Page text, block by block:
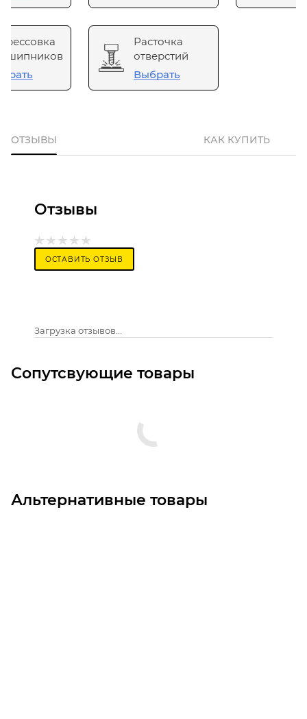
Расточка
отверстий
Выбрать
ОТЗЫВЫ КАК КУПИТЬ
Отзывы
ОСТАВИТЬ ОТЗЫВ
Загрузка отзывов...
Сопутсвующие товары
Альтернативные товары